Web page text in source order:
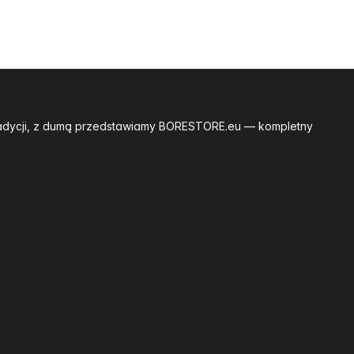
z dumą przedstawiamy BORESTORE.eu — kompletny